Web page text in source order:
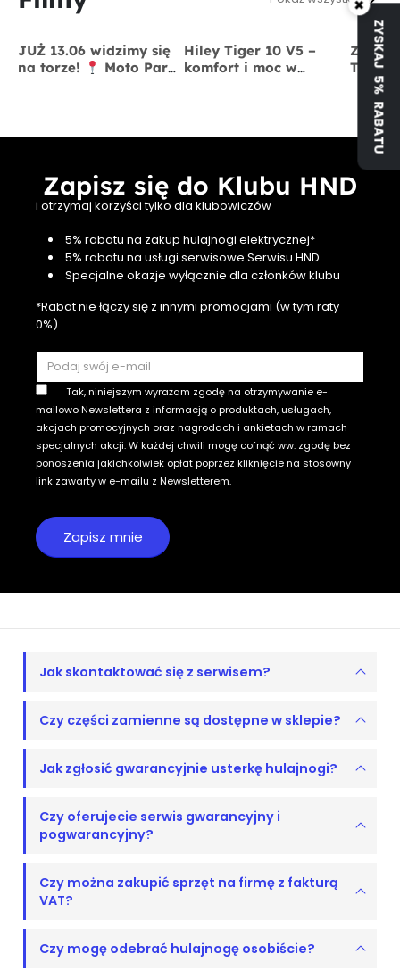
JUŻ 13.06 widzimy się
na torze!
Moto Park
Hiley Tiger 10 V5 –
komfort i moc w
Tiger
x
Zapisz się do Klubu HND
i otrzymaj korzyści tylko dla klubowiczów
5% rabatu na zakup hulajnogi elektrycznej*
5% rabatu na usługi serwisowe Serwisu HND
Specjalne okazje wyłącznie dla członków klubu
*Rabat nie łączy się z innymi promocjami (w tym raty
0%).
Tak, niniejszym wyrażam zgodę na otrzymywanie e-
mailowo Newslettera z informacją o produktach, usługach,
akcjach promocyjnych oraz nagrodach i ankietach w ramach
specjalnych akcji. W każdej chwili mogę cofnąć ww. zgodę bez
ponoszenia jakichkolwiek opłat poprzez kliknięcie na stosowny
link zawarty w e-mailu z Newsletterem.
Jak skontaktować się z serwisem?
Czy części zamienne są dostępne w sklepie?
Jak zgłosić gwarancyjnie usterkę hulajnogi?
Czy oferujecie serwis gwarancyjny i
pogwarancyjny?
Czy można zakupić sprzęt na firmę z fakturą
VAT?
Czy mogę odebrać hulajnogę osobiście?
×
ZYSKAJ 5% RABATU